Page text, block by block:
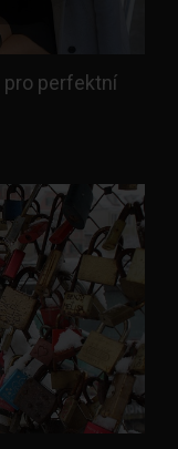
pro perfektní